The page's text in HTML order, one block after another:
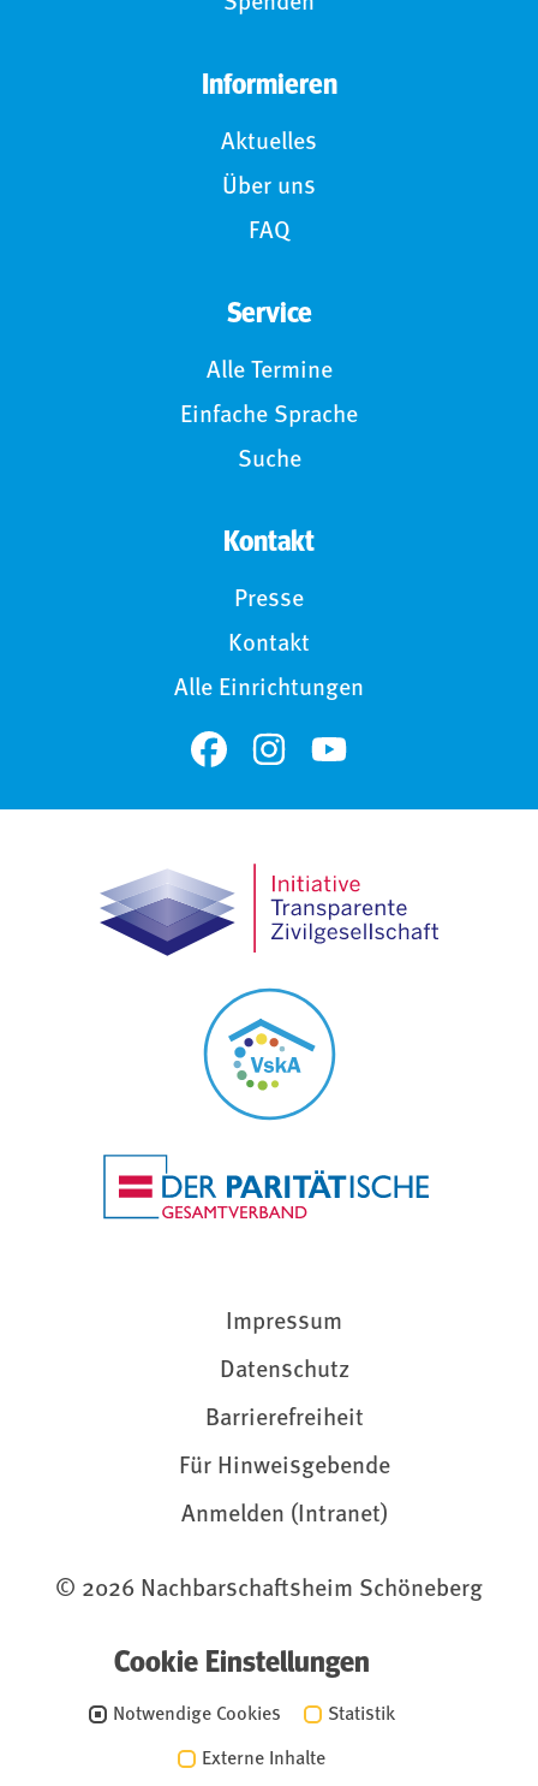
Informieren
Aktuelles
Über uns
FAQ
Service
Alle Termine
Einfache Sprache
Suche
Kontakt
Presse
Kontakt
Alle Einrichtungen
Impressum
Datenschutz
Barrierefreiheit
Für Hinweisgebende
Anmelden (Intranet)
© 2026 Nachbarschaftsheim Schöneberg
Cookie Einstellungen
Notwendige Cookies Statistik
Externe Inhalte